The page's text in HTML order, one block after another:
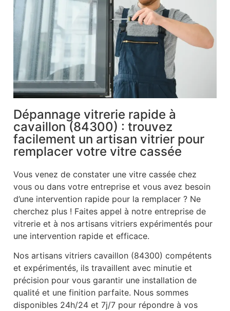
Dépannage vitrerie rapide à
cavaillon (84300) : trouvez
facilement un artisan vitrier pour
remplacer votre vitre cassée
Vous venez de constater une vitre cassée chez
vous ou dans votre entreprise et vous avez besoin
d’une intervention rapide pour la remplacer ? Ne
cherchez plus ! Faites appel à notre entreprise de
vitrerie et à nos artisans vitriers expérimentés pour
une intervention rapide et efficace.
Nos artisans vitriers cavaillon (84300) compétents
et expérimentés, ils travaillent avec minutie et
précision pour vous garantir une installation de
qualité et une finition parfaite. Nous sommes
disponibles 24h/24 et 7j/7 pour répondre à vos